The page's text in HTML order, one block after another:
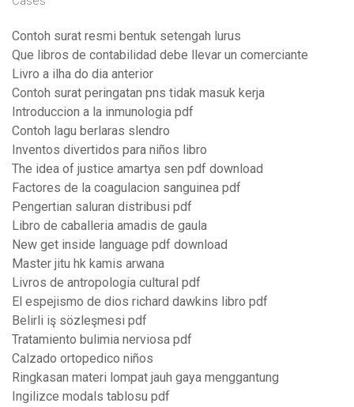
Contoh surat resmi bentuk setengah lurus
Que libros de contabilidad debe llevar un comerciante
Livro a ilha do dia anterior
Contoh surat peringatan pns tidak masuk kerja
Introduccion a la inmunologia pdf
Contoh lagu berlaras slendro
Inventos divertidos para niños libro
The idea of justice amartya sen pdf download
Factores de la coagulacion sanguinea pdf
Pengertian saluran distribusi pdf
Libro de caballeria amadis de gaula
New get inside language pdf download
Master jitu hk kamis arwana
Livros de antropologia cultural pdf
El espejismo de dios richard dawkins libro pdf
Belirli iş sözleşmesi pdf
Tratamiento bulimia nerviosa pdf
Calzado ortopedico niños
Ringkasan materi lompat jauh gaya menggantung
Ingilizce modals tablosu pdf